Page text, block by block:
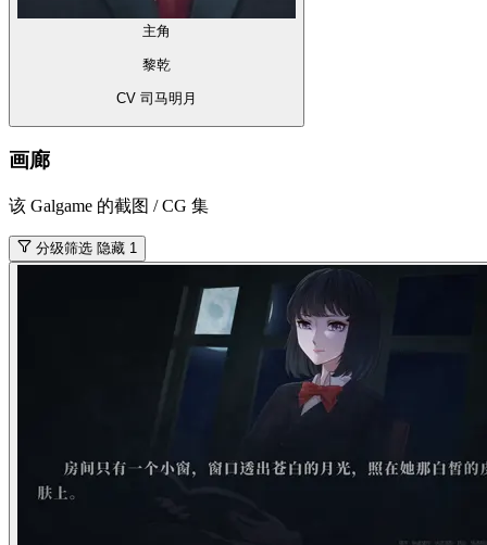
主角
黎乾
CV 司马明月
画廊
该 Galgame 的截图 / CG 集
分级筛选 隐藏 1